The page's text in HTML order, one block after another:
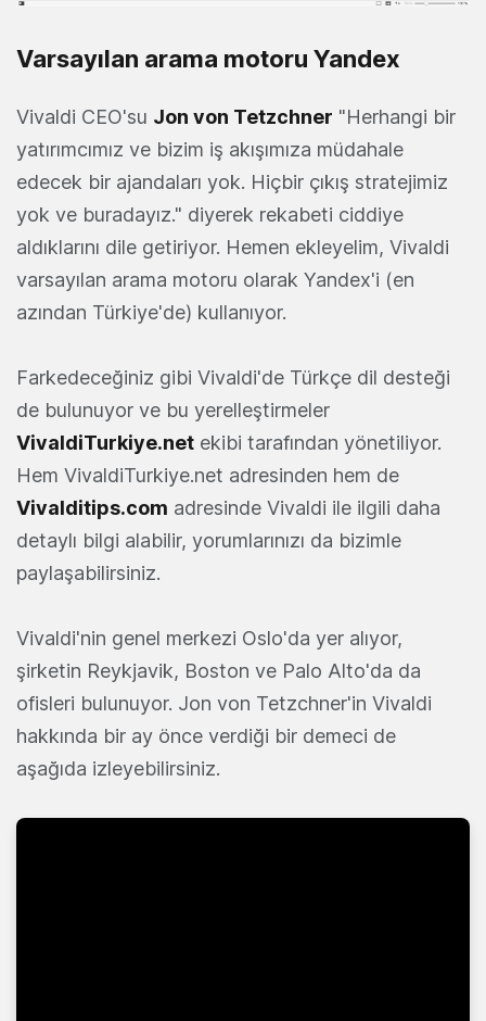
Varsayılan arama motoru Yandex
Vivaldi CEO'su Jon von Tetzchner "Herhangi bir
yatırımcımız ve bizim iş akışımıza müdahale
edecek bir ajandaları yok. Hiçbir çıkış stratejimiz
yok ve buradayız." diyerek rekabeti ciddiye
aldıklarını dile getiriyor. Hemen ekleyelim, Vivaldi
varsayılan arama motoru olarak Yandex'i (en
azından Türkiye'de) kullanıyor.
Farkedeceğiniz gibi Vivaldi'de Türkçe dil desteği
de bulunuyor ve bu yerelleştirmeler
VivaldiTurkiye.net ekibi tarafından yönetiliyor.
Hem VivaldiTurkiye.net adresinden hem de
Vivalditips.com adresinde Vivaldi ile ilgili daha
detaylı bilgi alabilir, yorumlarınızı da bizimle
paylaşabilirsiniz.
Vivaldi'nin genel merkezi Oslo'da yer alıyor,
şirketin Reykjavik, Boston ve Palo Alto'da da
ofisleri bulunuyor. Jon von Tetzchner'in Vivaldi
hakkında bir ay önce verdiği bir demeci de
aşağıda izleyebilirsiniz.